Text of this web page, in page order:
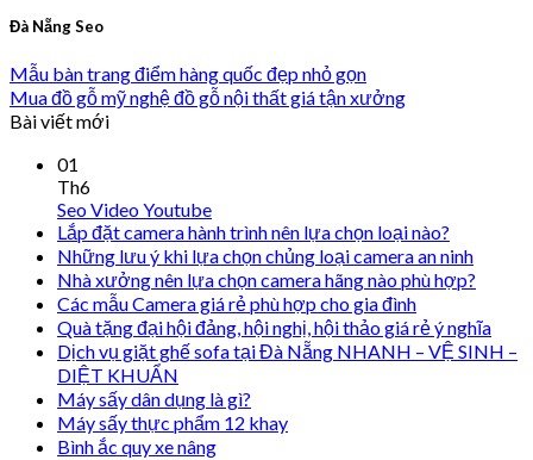
Đà Nẵng Seo
Mẫu bàn trang điểm hàng quốc đẹp nhỏ gọn
Mua đồ gỗ mỹ nghệ đồ gỗ nội thất giá tận xưởng
Bài viết mới
01
Th6
Seo Video Youtube
Lắp đặt camera hành trình nên lựa chọn loại nào?
Những lưu ý khi lựa chọn chủng loại camera an ninh
Nhà xưởng nên lựa chọn camera hãng nào phù hợp?
Các mẫu Camera giá rẻ phù hợp cho gia đình
Quà tặng đại hội đảng, hội nghị, hội thảo giá rẻ ý nghĩa
Dịch vụ giặt ghế sofa tại Đà Nẵng NHANH – VỆ SINH –
DIỆT KHUẨN
Máy sấy dân dụng là gì?
Máy sấy thực phẩm 12 khay
Bình ắc quy xe nâng